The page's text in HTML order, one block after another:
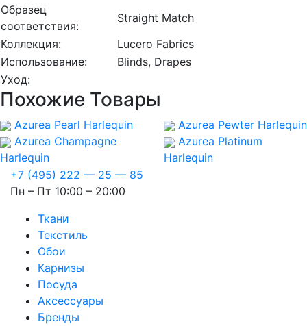
Образец
соответствия:
Straight Match
Коллекция:
Lucero Fabrics
Использование:
Blinds, Drapes
Уход:
Похожие Товары
Azurea Pearl Harlequin Azurea Pewter Harlequin
Azurea Champagne
Harlequin
Azurea Platinum
Harlequin
+7 (495) 222 — 25 — 85
Пн – Пт 10:00 – 20:00
Ткани
Текстиль
Обои
Карнизы
Посуда
Аксессуары
Бренды